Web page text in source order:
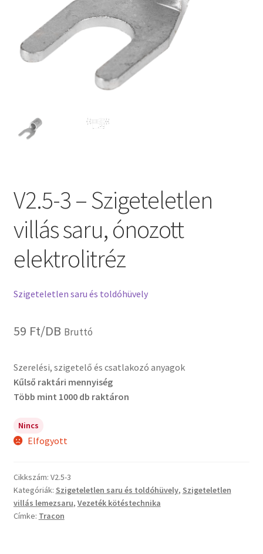
V2.5-3 – Szigeteletlen
villás saru, ónozott
elektrolitréz
Szigeteletlen saru és toldóhüvely
59 Ft/DB Bruttó
Szerelési, szigetelő és csatlakozó anyagok
Kűlső raktári mennyiség
Több mint 1000 db raktáron
Nincs
Elfogyott
Cikkszám: V2.5-3
Kategóriák: Szigeteletlen saru és toldóhüvely, Szigeteletlen
villás lemezsaru, Vezeték kötéstechnika
Címke: Tracon